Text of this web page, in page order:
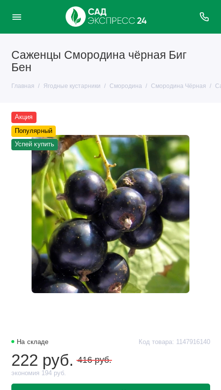
Саженцы Смородина чёрная Биг
Бен
Главная Ягодные кустарники Смородина Смородина Чёрная
Акция
Популярный
Успей купить
На складе Код товара: 1147916140
222 руб. 416 руб.
экономия 194 руб.